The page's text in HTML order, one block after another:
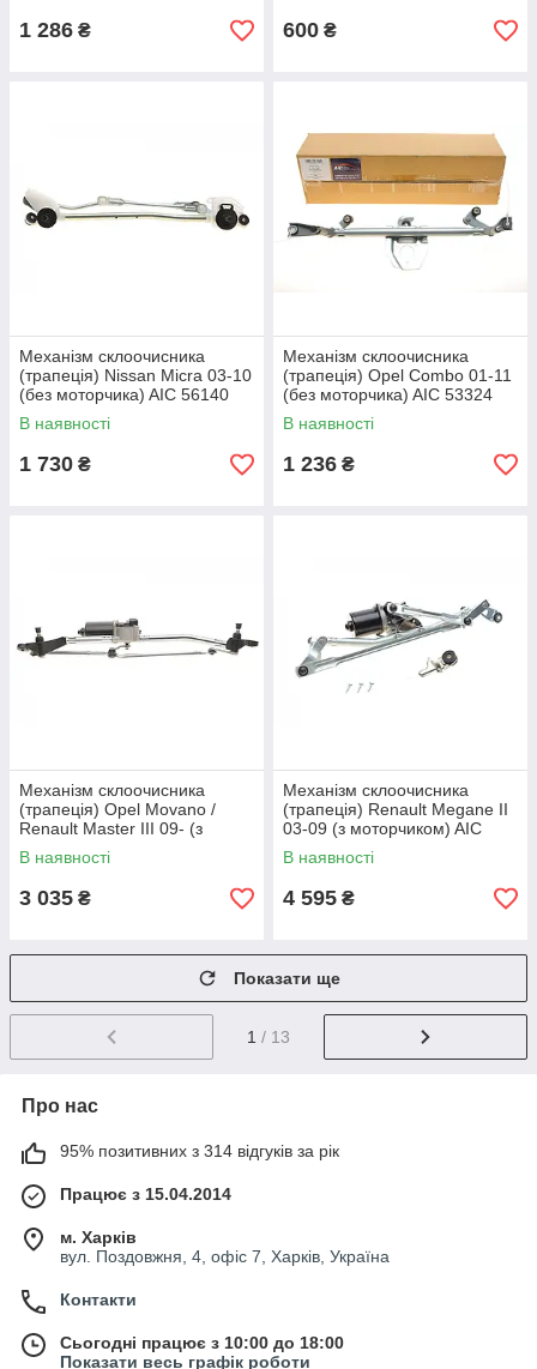
1 286 ₴ 600 ₴
Механізм склоочисника
(трапеція) Nissan Micra 03-10
(без моторчика) AIC 56140
В наявності
1 730 ₴
Механізм склоочисника
(трапеція) Opel Combo 01-11
(без моторчика) AIC 53324
В наявності
1 236 ₴
Механізм склоочисника
(трапеція) Opel Movano /
Renault Master III 09- (з
моторчиком) AIC 51870
В наявності
3 035 ₴
Механізм склоочисника
(трапеція) Renault Megane II
03-09 (з моторчиком) AIC
53306
В наявності
4 595 ₴
Показати ще
1 / 13
Про нас
95% позитивних з 314 відгуків за рік
Працює з 15.04.2014
м. Харків
вул. Поздовжня, 4, офіс 7, Харків, Україна
Контакти
Сьогодні працює з 10:00 до 18:00
Показати весь графік роботи